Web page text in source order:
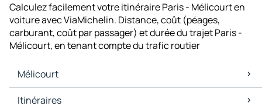
Calculez facilement votre itinéraire Paris - Mélicourt en
voiture avec ViaMichelin. Distance, coût (péages,
carburant, coût par passager) et durée du trajet Paris -
Mélicourt, en tenant compte du trafic routier
Mélicourt
Mélicourt Cartes et plans
Itinéraires